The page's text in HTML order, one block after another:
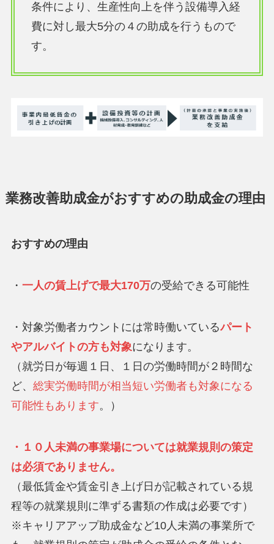
条件により、生産性向上を伴う設備導入経
費に対し最大5分の４の助成を行うもので
す。
業務改善助成金がおすすめの助成金の理由
おすすめの理由
・ 一人の賃上げで最大170万の受給できる可能性
・対象労働者カウントには常時働いているパート
やアルバイトの方も対象になります。
（就労日が毎週１日、１日の労働時間が２時間な
ど、 総実労働時間が相当短い労働者も対象になる
可能性もあります。）
・１０人未満の事業場については就業規則の策定
は必須でありません。
（最低賃金や賃金引き上げ日が記載されている規
程等の就業規則に準ずる書類の作成は必要です）
※キャリアアップ助成金など10人未満の事業所で